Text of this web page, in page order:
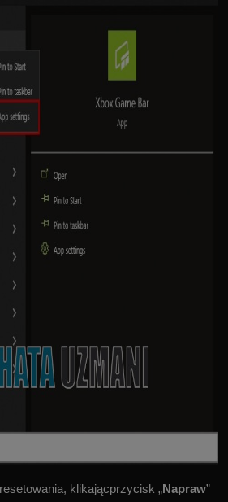
klikającprzycisk „Napraw”